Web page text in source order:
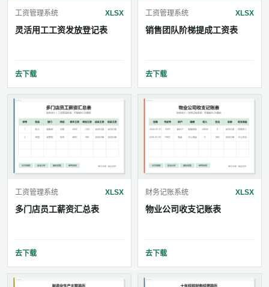
工资管理系统 XLSX
灵活用工工资发放登记表
去下载
工资管理系统 XLSX
销售团队阶梯提成工资表
去下载
工资管理系统 XLSX
多门店员工薪资汇总表
去下载
财务记账系统 XLSX
物业公司收支记账表
去下载